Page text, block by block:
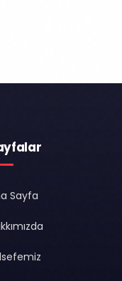
Sayfa